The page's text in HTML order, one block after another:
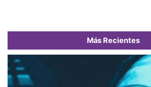
Más Recientes